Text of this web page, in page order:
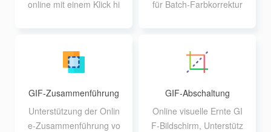
online mit einem Klick hi
für Batch-Farbkorrektur
GIF-Zusammenführung
Unterstützung der Onlin
e-Zusammenführung vo
GIF-Abschaltung
Online visuelle Ernte GI
F-Bildschirm, Unterstütz